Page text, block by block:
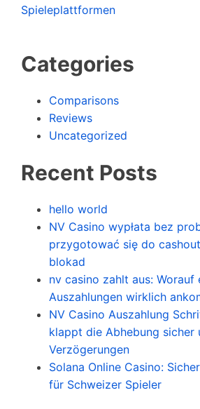
Spieleplattformen
Categories
Comparisons
Reviews
Uncategorized
Recent Posts
hello world
NV Casino wypłata bez
przygotować się do
blokad
nv casino zahlt aus: Worauf
Auszahlungen wirklich
NV Casino Auszahlung
klappt die Abhebung sicher
Verzögerungen
Solana Online Casino:
für Schweizer Spieler